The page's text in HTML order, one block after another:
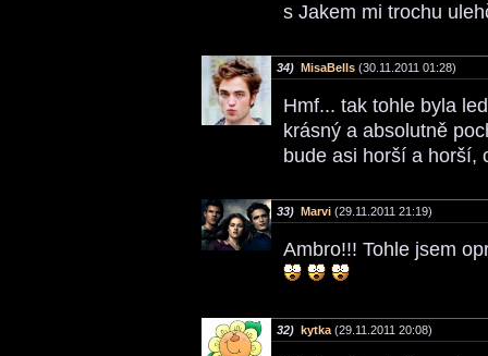
s Jakem mi trochu
34) MisaBells (30.11.2011 01:28)
Hmf... tak tohle byla
krásný a absolutně
bude asi horší a horší,
33) Marvi (29.11.2011 21:19)
Ambro!!! Tohle jsem
32) kytka (29.11.2011 20:08)